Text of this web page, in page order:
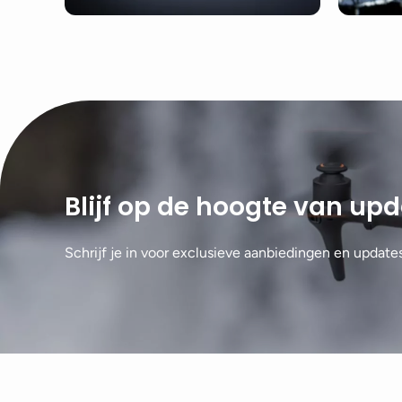
Blijf op de hoogte van
Schrijf je in voor exclusieve aanbiedingen en